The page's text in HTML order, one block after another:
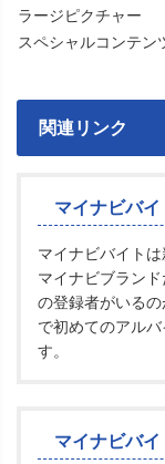
ラージピクチャー
スペシャルコンテン
関連リンク
マイナビバイ
マイナビバイト
マイナビブラン
の登録者がいる
で初めてのアル
す。
マイナビバ